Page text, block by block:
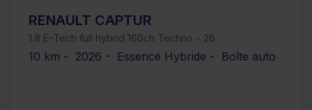
RENAULT CAPTUR
1.8 E-Tech full hybrid 160ch Techno - 26
10 km - 2026 - Essence Hybride - Boîte auto